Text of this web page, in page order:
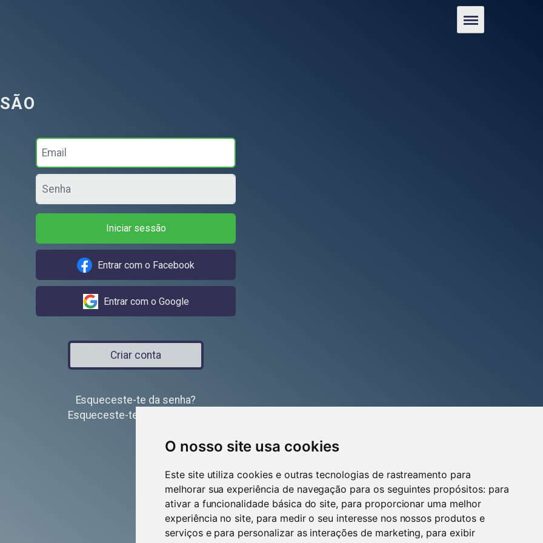
O nosso site usa cookies
Este site utiliza cookies e outras tecnologias de rastreamento para
melhorar sua experiência de navegação para os seguintes propósitos: para
ativar a funcionalidade básica do site, para proporcionar uma melhor
experiência no site, para medir o seu interesse nos nossos produtos e
serviços e para personalizar as interações de marketing, para exibir
Iniciar sessão
Entrar com o Facebook
Entrar com o Google
Criar conta
Esqueceste-te da senha?
Esqueceste-te do utilizador?